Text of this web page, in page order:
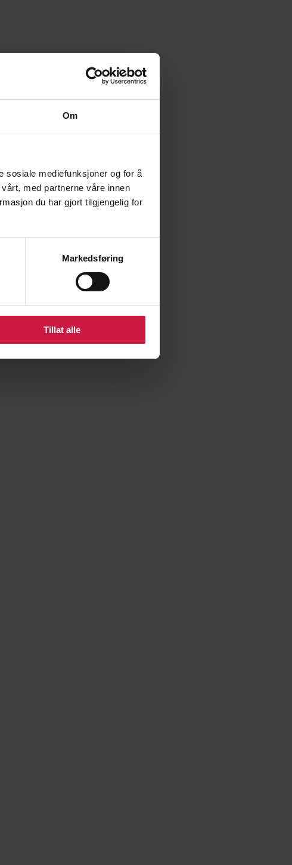
Om
sosiale mediefunksjoner og for å
med partnerne våre innen
du har gjort tilgjengelig for
Markedsføring
Tillat alle